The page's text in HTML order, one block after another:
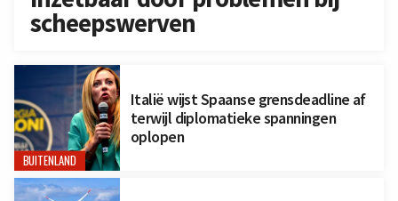
scheepswerven
BUITENLAND
Italië wijst Spaanse grensdeadline af
terwijl diplomatieke spanningen
oplopen